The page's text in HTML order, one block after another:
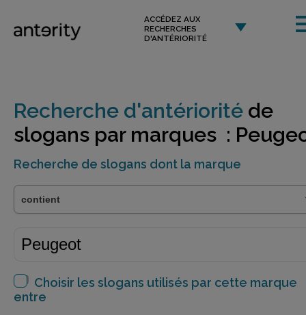
ACCÉDEZ AUX
RECHERCHES
D'ANTÉRIORITÉ
Recherche d'antériorité de
slogans par marques :
Recherche de slogans dont la marque
Choisir les slogans utilisés par cette marque
entre